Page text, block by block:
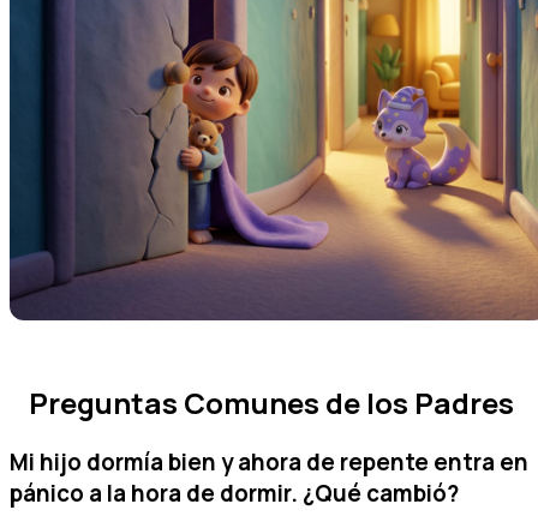
Preguntas Comunes de los Padres
Mi hijo dormía bien y ahora de repente entra en
pánico a la hora de dormir. ¿Qué cambió?